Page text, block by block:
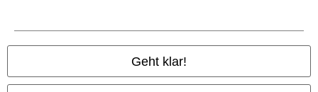
Geht klar!
Rechtliches
AGB
Impressum